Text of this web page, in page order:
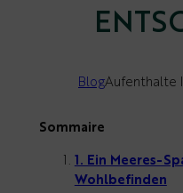
BlogAufenthalte
Sommaire
1. Ein Meeres-
Wohlbefinden